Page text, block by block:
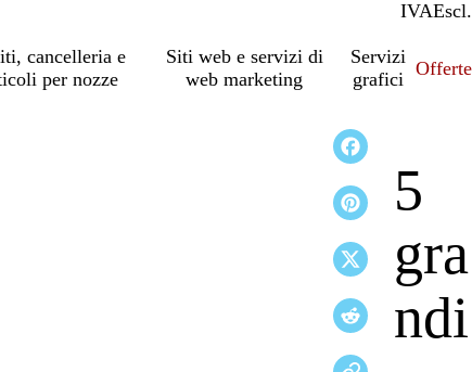
IVAIncl.
Escl.
cancelleria e
per nozze
Siti web e servizi di
web marketing
Servizi
grafici
Offerte
5
gra
ndi